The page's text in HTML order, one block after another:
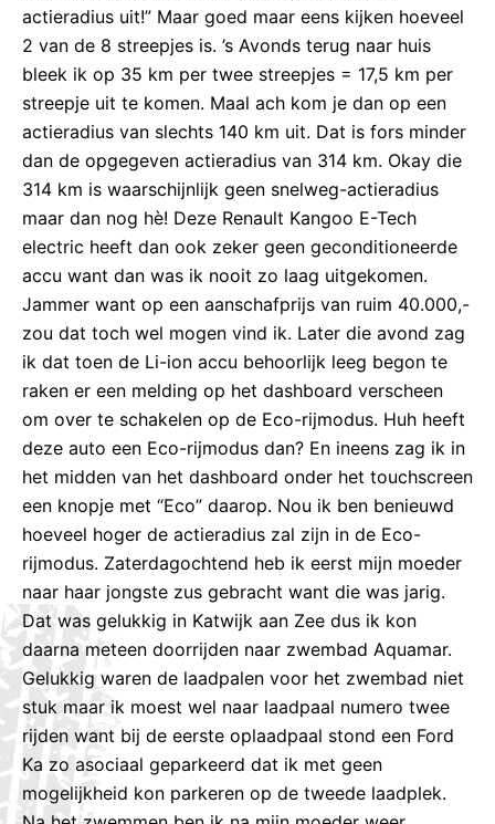
actieradius uit!” Maar goed maar eens kijken hoeveel
2 van de 8 streepjes is. ’s Avonds terug naar huis
bleek ik op 35 km per twee streepjes = 17,5 km per
streepje uit te komen. Maal ach kom je dan op een
actieradius van slechts 140 km uit. Dat is fors minder
dan de opgegeven actieradius van 314 km. Okay die
314 km is waarschijnlijk geen snelweg-actieradius
maar dan nog hè! Deze Renault Kangoo E-Tech
electric heeft dan ook zeker geen geconditioneerde
accu want dan was ik nooit zo laag uitgekomen.
Jammer want op een aanschafprijs van ruim 40.000,-
zou dat toch wel mogen vind ik. Later die avond zag
ik dat toen de Li-ion accu behoorlijk leeg begon te
raken er een melding op het dashboard verscheen
om over te schakelen op de Eco-rijmodus. Huh heeft
deze auto een Eco-rijmodus dan? En ineens zag ik in
het midden van het dashboard onder het touchscreen
een knopje met “Eco” daarop. Nou ik ben benieuwd
hoeveel hoger de actieradius zal zijn in de Eco-
rijmodus. Zaterdagochtend heb ik eerst mijn moeder
naar haar jongste zus gebracht want die was jarig.
Dat was gelukkig in Katwijk aan Zee dus ik kon
daarna meteen doorrijden naar zwembad Aquamar.
Gelukkig waren de laadpalen voor het zwembad niet
stuk maar ik moest wel naar laadpaal numero twee
rijden want bij de eerste oplaadpaal stond een Ford
Ka zo asociaal geparkeerd dat ik met geen
mogelijkheid kon parkeren op de tweede laadplek.